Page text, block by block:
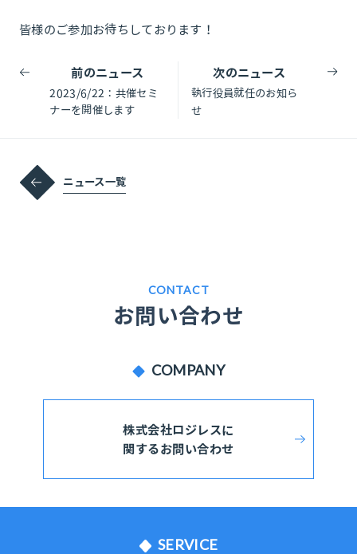
皆様のご参加お待ちしております！
前のニュース
2023/6/22：共催セミ
ナーを開催します
次のニュース
執行役員就任のお知ら
せ
ニュース一覧
CONTACT
お問い合わせ
COMPANY
株式会社ロジレスに
関するお問い合わせ
SERVICE